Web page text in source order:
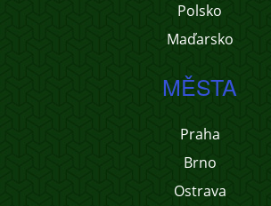
Polsko
Maďarsko
MĚSTA
Praha
Brno
Ostrava